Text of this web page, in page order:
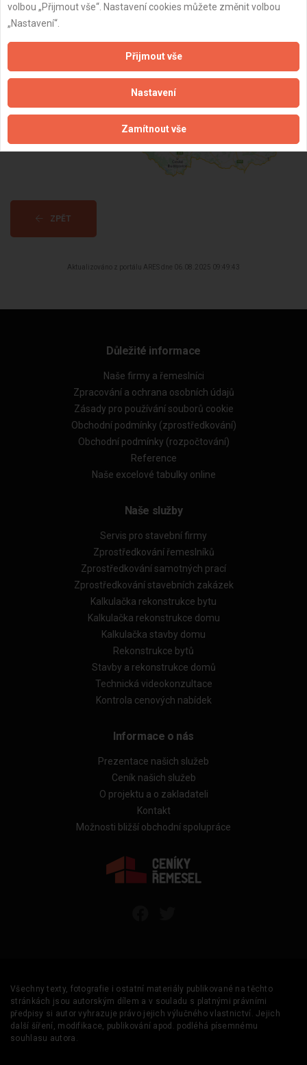
Věk: 43 let
ZPĚT
Aktualizováno z portálu ARES dne 06.08.2025 09:49:43
Důležité informace
Naše firmy a řemeslníci
Zpracování a ochrana osobních údajů
Zásady pro používání souborů cookie
Obchodní podmínky (zprostředkování)
Obchodní podmínky (rozpočtování)
Reference
Naše excelové tabulky online
Naše služby
Servis pro stavební firmy
Zprostředkování řemeslníků
Zprostředkování samotných prací
Zprostředkování stavebních zakázek
Kalkulačka rekonstrukce bytu
Kalkulačka rekonstrukce domu
Kalkulačka stavby domu
Rekonstrukce bytů
Stavby a rekonstrukce domů
Technická videokonzultace
Kontrola cenových nabídek
Informace o nás
Prezentace našich služeb
Ceník našich služeb
O projektu a o zakladateli
Kontakt
Možnosti bližší obchodní spolupráce
Všechny texty, fotografie i ostatní materiály publikované na těchto
stránkách jsou autorským dílem a v souladu s platnými právními
předpisy si autor vyhrazuje právo jejich výlučného vlastnictví. Jejich
další šíření, modifikace, publikování apod. podléhá písemnému
souhlasu autora.
volbou „Přijmout vše“. Nastavení cookies můžete změnit volbou
„Nastavení“.
Přijmout vše
Nastavení
Zamítnout vše